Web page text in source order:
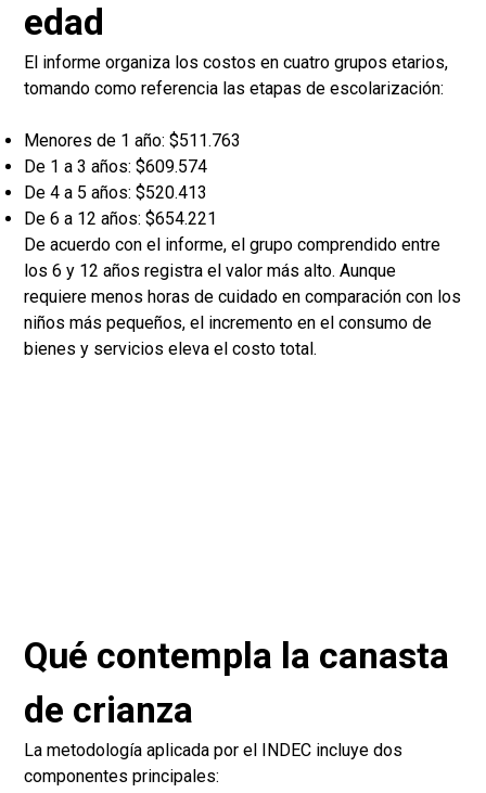
edad
El informe organiza los costos en cuatro grupos etarios,
tomando como referencia las etapas de escolarización:
Menores de 1 año: $511.763
De 1 a 3 años: $609.574
De 4 a 5 años: $520.413
De 6 a 12 años: $654.221
De acuerdo con el informe, el grupo comprendido entre
los 6 y 12 años registra el valor más alto. Aunque
requiere menos horas de cuidado en comparación con los
niños más pequeños, el incremento en el consumo de
bienes y servicios eleva el costo total.
Qué contempla la canasta
de crianza
La metodología aplicada por el INDEC incluye dos
componentes principales: